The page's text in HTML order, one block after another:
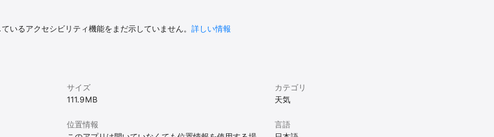
B、地点Cの順になります。
の名前 > サブスクリプションからおこなえます。
合
Apple ID > Apple ID を表示(サインイン) > サブスクリプション
了後の24時間以内におこなわれます。
いるアクセシビリティ機能をまだ示していません。 詳しい情報
サイズ
111.9 MB
カテゴリ
天気
位置情報
言語